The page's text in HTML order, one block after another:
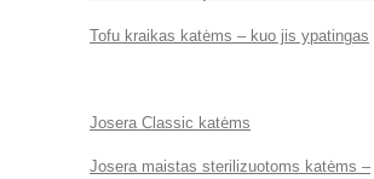
Tofu kraikas katėms – kuo jis ypatingas
Josera Classic katėms
Josera maistas sterilizuotoms katėms –